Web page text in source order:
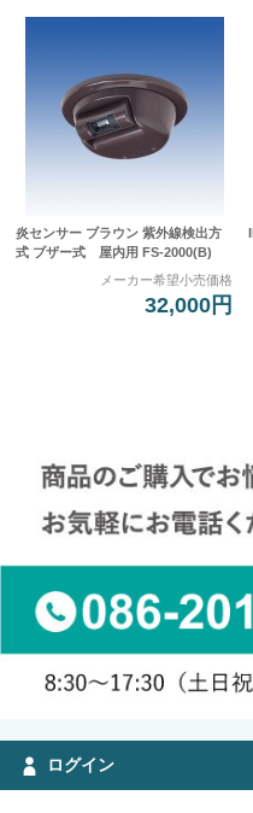
炎センサー ブラウン 紫外線検出方
式 ブザー式 屋内用 FS-2000(B)
メーカー希望小売価格
32,000円
ログイン